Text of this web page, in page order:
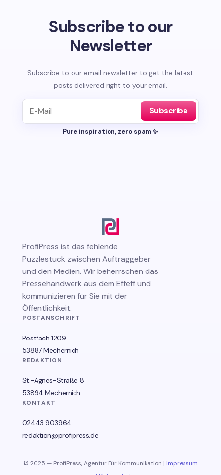
Subscribe to our
Newsletter
Subscribe to our email newsletter to get the latest
posts delivered right to your email.
Subscribe
Pure inspiration, zero spam ✨
ProfiPress ist das fehlende
Puzzlestück zwischen Auftraggeber
und den Medien. Wir beherrschen das
Pressehandwerk aus dem Effeff und
kommunizieren für Sie mit der
Öffentlichkeit.
POSTANSCHRIFT
Postfach 1209
53887 Mechernich
REDAKTION
St.-Agnes-Straße 8
53894 Mechernich
KONTAKT
02443 903964
redaktion@profipress.de
© 2025 — ProfiPress, Agentur Für Kommunikation | Impressum